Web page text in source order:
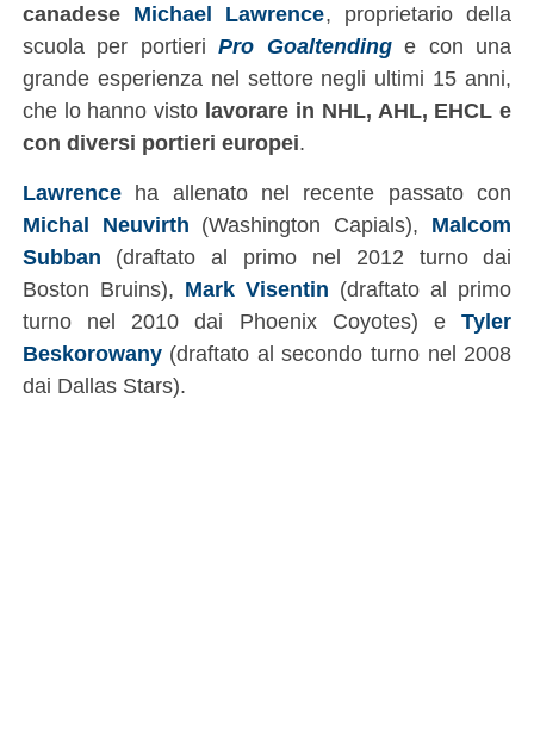
canadese Michael Lawrence, proprietario della
scuola per portieriPro Goaltendinge con una
grande esperienza nel settore negli ultimi 15 anni,
che lo hanno visto lavorare in NHL, AHL, EHCL e
con diversi portieri europei.
Lawrenceha allenato nel recente passato con
Michal Neuvirth (Washington Capials), Malcom
Subban (draftato al primo nel 2012 turno dai
Boston Bruins), Mark Visentin (draftato al primo
turno nel 2010 dai Phoenix Coyotes) eTyler
Beskorowany(draftato al secondo turno nel 2008
dai Dallas Stars).